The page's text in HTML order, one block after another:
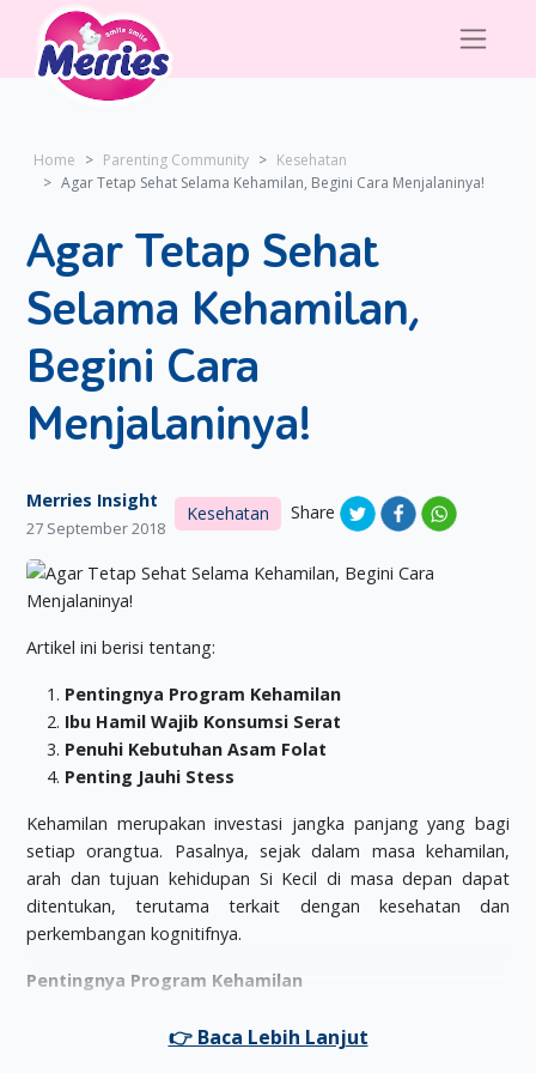
Home Parenting Community
Kesehatan
Agar Tetap Sehat Selama Kehamilan, Begini Cara Menjalaninya!
Agar Tetap Sehat
Selama Kehamilan,
Begini Cara
Menjalaninya!
Merries Insight
27 September 2018
Kesehatan Share
Artikel ini berisi tentang:
Pentingnya Program Kehamilan
Ibu Hamil Wajib Konsumsi Serat
Penuhi Kebutuhan Asam Folat
Penting Jauhi Stess
Kehamilan merupakan investasi jangka panjang yang bagi
setiap orangtua. Pasalnya, sejak dalam masa kehamilan,
arah dan tujuan kehidupan Si Kecil di masa depan dapat
ditentukan, terutama terkait dengan kesehatan dan
perkembangan kognitifnya.
Pentingnya Program Kehamilan
Menurut data Riset Kesehatan Dasar 2013, angka kecukupan
gizi bagi Ibu hamil di Indonesia masih sangat rendah, bahkan